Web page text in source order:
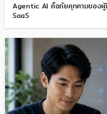
Agentic AI คือภัยคุกคามของผู้
SaaS